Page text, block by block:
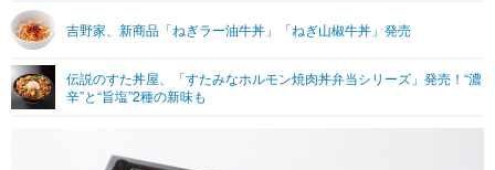
グラビア ブログ
ショッピング その他
プッシュ通知の停止方法
吉野家、新商品「ねぎラー油牛丼」「ねぎ山椒牛丼」発売
伝説のすた丼屋、「すたみなホルモン焼肉丼弁当シリーズ」発売！“濃
辛”と“旨塩”2種の新味も